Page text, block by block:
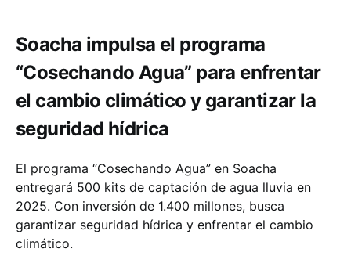
Soacha impulsa el programa
“Cosechando Agua” para enfrentar
el cambio climático y garantizar la
seguridad hídrica
El programa “Cosechando Agua” en Soacha
entregará 500 kits de captación de agua lluvia en
2025. Con inversión de 1.400 millones, busca
garantizar seguridad hídrica y enfrentar el cambio
climático.